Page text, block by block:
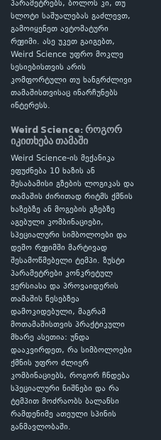
პარამეტრებს, ბოლოს კი, თუ
სლოტი საშუალებას გაძლევთ,
გამოიყენეთ ავტომატური
რეჟიმი. ასე უკეთ გაიგებთ,
Weird Science უფრო მოკლე
სესიებისთვის არის
კომფორტული თუ ხანგრძლივი
თამაშისთვისაც ინარჩუნებს
ინტერესს.
Weird Science: როგორ
იკითხება თამაში
Weird Science-ის მექანიკა
ეფუძნება 10 ხაზის ან
შესაბამისი გზების ლოგიკას და
თამაშის ძირითად რიტმს ქმნის
ხაზებზე ან მოგების გზებზე
აგებული კომბინაციები,
სპეციალური სიმბოლოები და
დემო რეჟიმში მარტივად
შესამოწმებელი ტემპი. ზუსტი
პარამეტრები კონკრეტულ
ვერსიასა და პროვაიდერის
თამაშის წესებზეა
დამოკიდებული, მაგრამ
მოთამაშისთვის პრაქტიკული
მხარე ასეთია: უნდა
დააკვირდეთ, რა სიმბოლოები
ქმნის უფრო ძლიერ
კომბინაციებს, როგორ ჩნდება
სპეციალური ნიშნები და რა
ტემპით მოძრაობს ბალანსი
რამდენიმე ათეული სპინის
განმავლობაში.